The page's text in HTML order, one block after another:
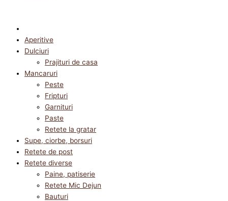
Aperitive
Dulciuri
Prajituri de casa
Mancaruri
Peste
Fripturi
Garnituri
Paste
Retete la gratar
Supe, ciorbe, borsuri
Retete de post
Retete diverse
Paine, patiserie
Retete Mic Dejun
Bauturi